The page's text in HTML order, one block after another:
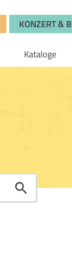
KONZERT &
Kataloge